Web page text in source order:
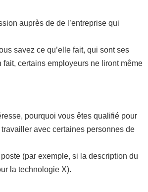
auprès de de l’entreprise qui
savez ce qu’elle fait, qui sont ses
certains employeurs ne liront même
pourquoi vous êtes qualifié pour
avec certaines personnes de
(par exemple, si la description du
la technologie X).